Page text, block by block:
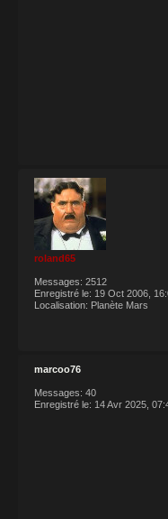
roland65
Messages: 2512
Enregistré le: 19 Oct 2006,
Localisation: Planète Mars
marcoo76
Messages: 40
Enregistré le: 14 Avr 2025,